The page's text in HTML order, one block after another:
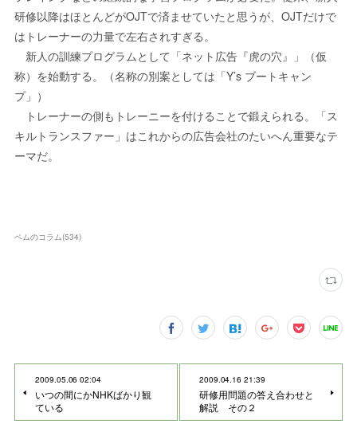
研修以降はほとんどがOJTで済ませていたと思うが、OJTだけで
はトレーナーの力量で左右されすぎる。
新人の訓練プログラムとして「ネット広告『虎の穴』」（仮
称）を始動する。（名称の別案としては「Y’s ブートキャン
プ」）
トレーナーの側もトレーニーを付けることで鍛えられる。「ス
キルトランスファー」はこれからの広告会社のたいへん重要なテ
ーマだ。
ベムのコラム(534)
2009.05.06 02:04
いつの間にかNHKばかり観
ている
2009.04.16 21:39
研修用問題の答え合わせと
解説 その２